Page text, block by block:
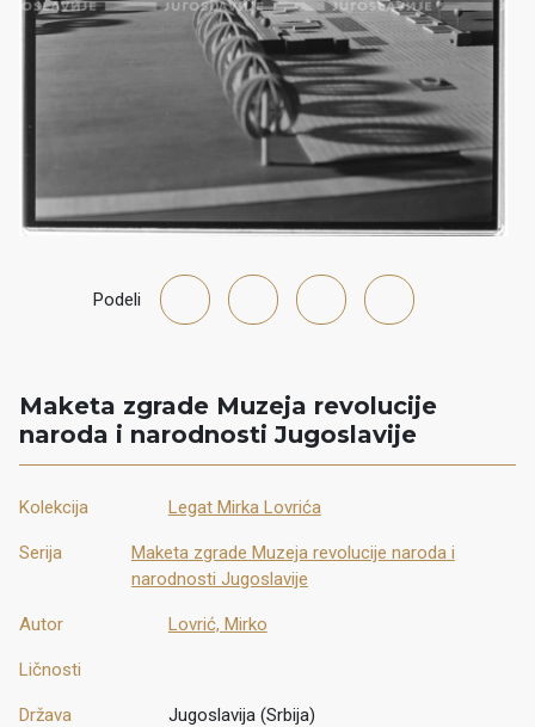
Podeli
Maketa zgrade Muzeja revolucije
naroda i narodnosti Jugoslavije
Kolekcija Legat Mirka Lovrića
Serija
Maketa zgrade Muzeja revolucije naroda i
narodnosti Jugoslavije
Autor Lovrić, Mirko
Ličnosti
Država Jugoslavija (Srbija)